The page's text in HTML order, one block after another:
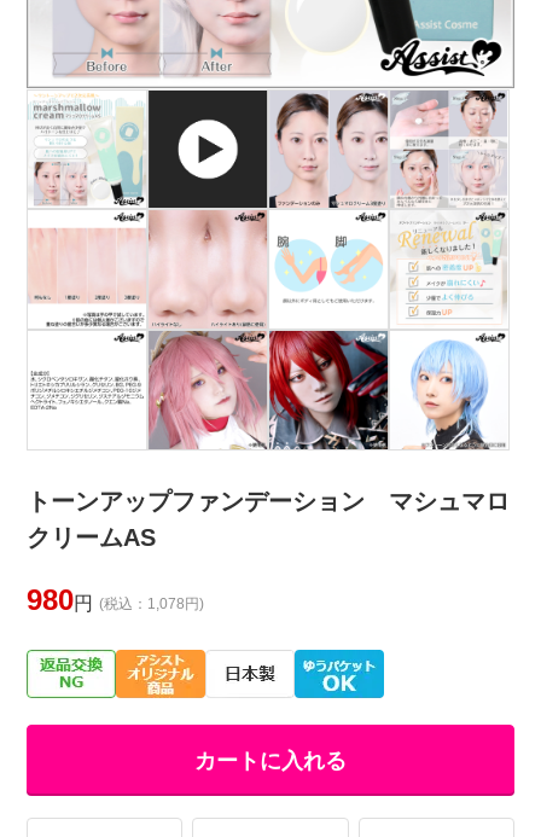
トーンアップファンデーション マシュマロ
クリームAS
980円 (税込：1,078円)
カートに入れる